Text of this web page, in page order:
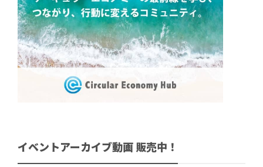
イベントアーカイブ動画 販売中！